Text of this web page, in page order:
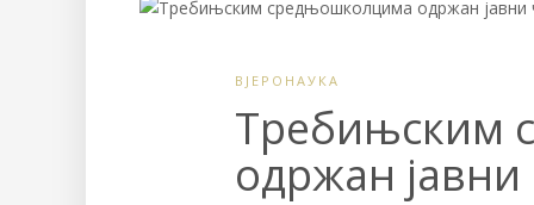
ВЈЕРОНАУКА
Требињским
одржан јавни